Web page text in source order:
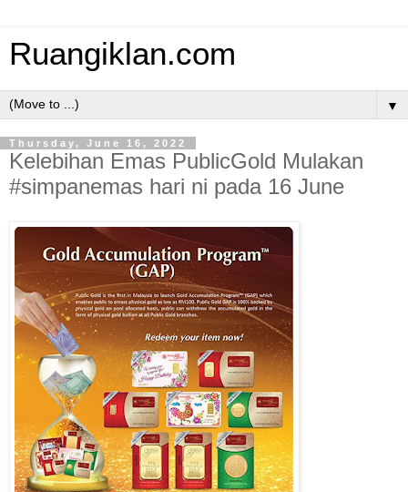
Ruangiklan.com
▼
Thursday, June 16, 2022
Kelebihan Emas PublicGold Mulakan
#simpanemas hari ni pada 16 June